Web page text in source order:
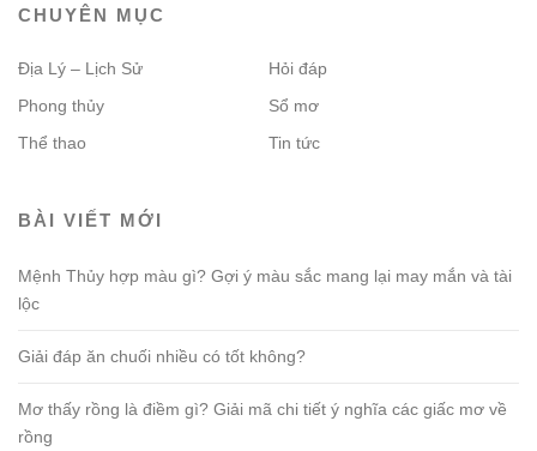
CHUYÊN MỤC
Địa Lý – Lịch Sử
Hỏi đáp
Phong thủy
Sổ mơ
Thể thao
Tin tức
BÀI VIẾT MỚI
Mệnh Thủy hợp màu gì? Gợi ý màu sắc mang lại may mắn và tài
lộc
Giải đáp ăn chuối nhiều có tốt không?
Mơ thấy rồng là điềm gì? Giải mã chi tiết ý nghĩa các giấc mơ về
rồng